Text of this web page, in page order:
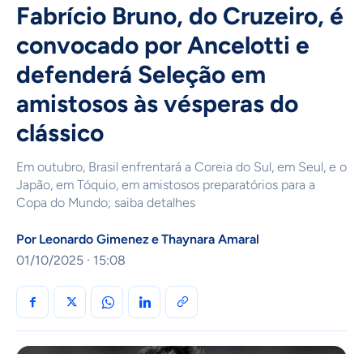
Fabrício Bruno, do Cruzeiro, é
convocado por Ancelotti e
defenderá Seleção em
amistosos às vésperas do
clássico
Em outubro, Brasil enfrentará a Coreia do Sul, em Seul, e o
Japão, em Tóquio, em amistosos preparatórios para a
Copa do Mundo; saiba detalhes
Por Leonardo GimenezeThaynara Amaral
01/10/2025 · 15:08